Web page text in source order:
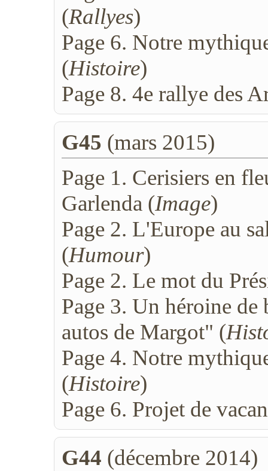
(Rallyes)
Page 6. Notre
(Histoire)
Page 8. 4e rallye des
G45 (mars 2015)
Page 1. Cerisiers en
Garlenda (Image)
Page 2. L'Europe au
(Humour)
Page 2. Le mot du
Page 3. Un héroine de
autos de Margot" (
Page 4. Notre
(Histoire)
Page 6. Projet de
G44 (décembre 2014)